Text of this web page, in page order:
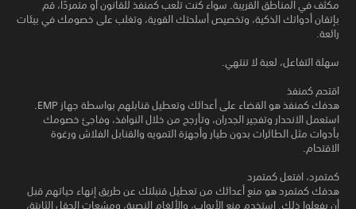
مكثف في المناطق القريبة. سواء كنت تلعب كمنفذ للقانون أو متمردًا، قم
بإتقان أدواتك الذكية، وتخصيص أسلحتك القوية، وتغلب على خصومك في بيئات
رائعة.
سهلة التفاعل، لعبة لا تنتهي.
اقتحم كمنفذ
هدفك كمنفذ هو القضاء على أعدائك وتعطيل قنابلهم بواسطة جهاز EMP.
استعمل الانحدار وتفجير الجدران، وتأرجح من خلال النوافذ، وفاجئ خصومك
بأدوات مثل الطائرات بدون طيار وأجهزة التمويه والقنابل الفلاش ورغوة
الاقتحام.
كمتمرد، افتعل كمتمرد
هدفك كمتمرد هو منع أعدائك من تعطيل قنبلتك عن طريق إنهاء حياتهم قبل
أن يفعلوا ذلك. استخدم منع الأبواب، والألغام النصية، ومشعات الحقل الثابتة،